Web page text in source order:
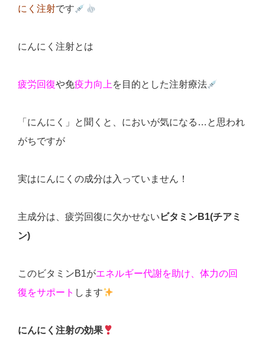
にく注射です
にんにく注射とは
疲労回復や免疫力向上 を目的とした注射療法
「にんにく」と聞くと、においが気になる…と思われ
がちですが
実はにんにくの成分は入っていません！
主成分は、疲労回復に欠かせない ビタミンB1(チアミ
ン)
このビタミンB1がエネルギー代謝を助け、体力の回
復をサポート します
にんにく注射の効果